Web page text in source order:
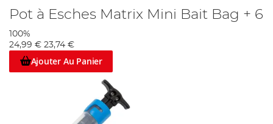
Pot à Esches Matrix Mini Bait Bag + 6
100%
24,99 € 23,74 €
Ajouter Au Panier